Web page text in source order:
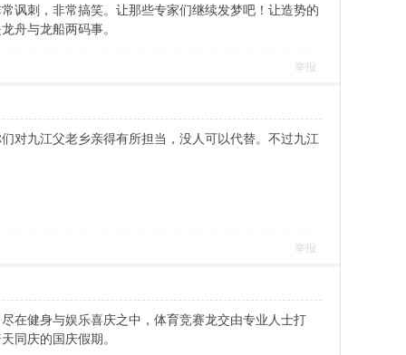
讽刺，非常搞笑。让那些专家们继续发梦吧！让造势的
舟与龙船两码事。
举报
对九江父老乡亲得有所担当，没人可以代替。不过九江
举报
在健身与娱乐喜庆之中，体育竞赛龙交由专业人士打
同庆的国庆假期。